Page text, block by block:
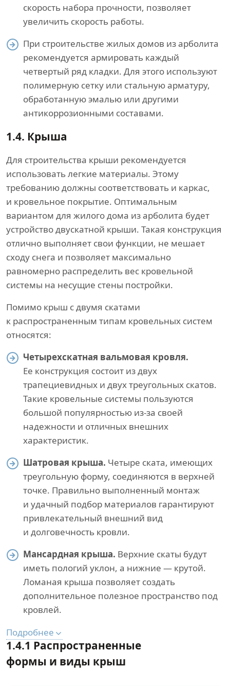
скорость набора прочности, позволяет
увеличить скорость работы.
При строительстве жилых домов из арболита
рекомендуется армировать каждый
четвертый ряд кладки. Для этого используют
полимерную сетку или стальную арматуру,
обработанную эмалью или другими
антикоррозионными составами.
1.4. Крыша
Для строительства крыши рекомендуется
использовать легкие материалы. Этому
требованию должны соответствовать и каркас,
и кровельное покрытие. Оптимальным
вариантом для жилого дома из арболита будет
устройство двускатной крыши. Такая конструкция
отлично выполняет свои функции, не мешает
сходу снега и позволяет максимально
равномерно распределить вес кровельной
системы на несущие стены постройки.
Помимо крыш с двумя скатами
к распространенным типам кровельных систем
относятся:
Четырехскатная вальмовая кровля.
Ее конструкция состоит из двух
трапециевидных и двух треугольных скатов.
Такие кровельные системы пользуются
большой популярностью из-за своей
надежности и отличных внешних
характеристик.
Шатровая крыша. Четыре ската, имеющих
треугольную форму, соединяются в верхней
точке. Правильно выполненный монтаж
и удачный подбор материалов гарантируют
привлекательный внешний вид
и долговечность кровли.
Мансардная крыша. Верхние скаты будут
иметь пологий уклон, а нижние — крутой.
Ломаная крыша позволяет создать
дополнительное полезное пространство под
кровлей.
Подробнее
1.4.1 Распространенные
формы и виды крыш